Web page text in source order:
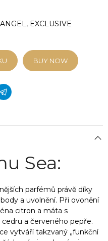
EXCLUSIVE
BUY NOW
Sea:
parfémů právě díky
a uvolnění. Při ovonění
citron a máta s
a červeného pepře.
vytváří takzvaný „funkční